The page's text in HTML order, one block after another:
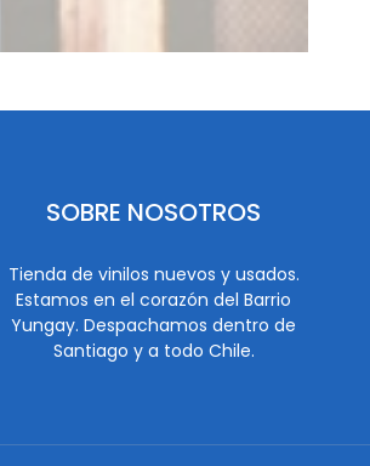
SOBRE NOSOTROS
Tienda de vinilos nuevos y usados.
Estamos en el corazón del Barrio
Yungay. Despachamos dentro de
Santiago y a todo Chile.